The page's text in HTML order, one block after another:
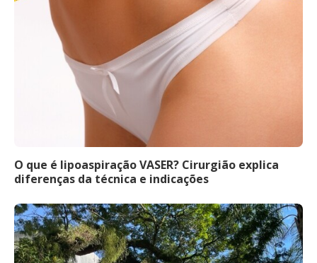
O que é lipoaspiração VASER? Cirurgião explica
diferenças da técnica e indicações